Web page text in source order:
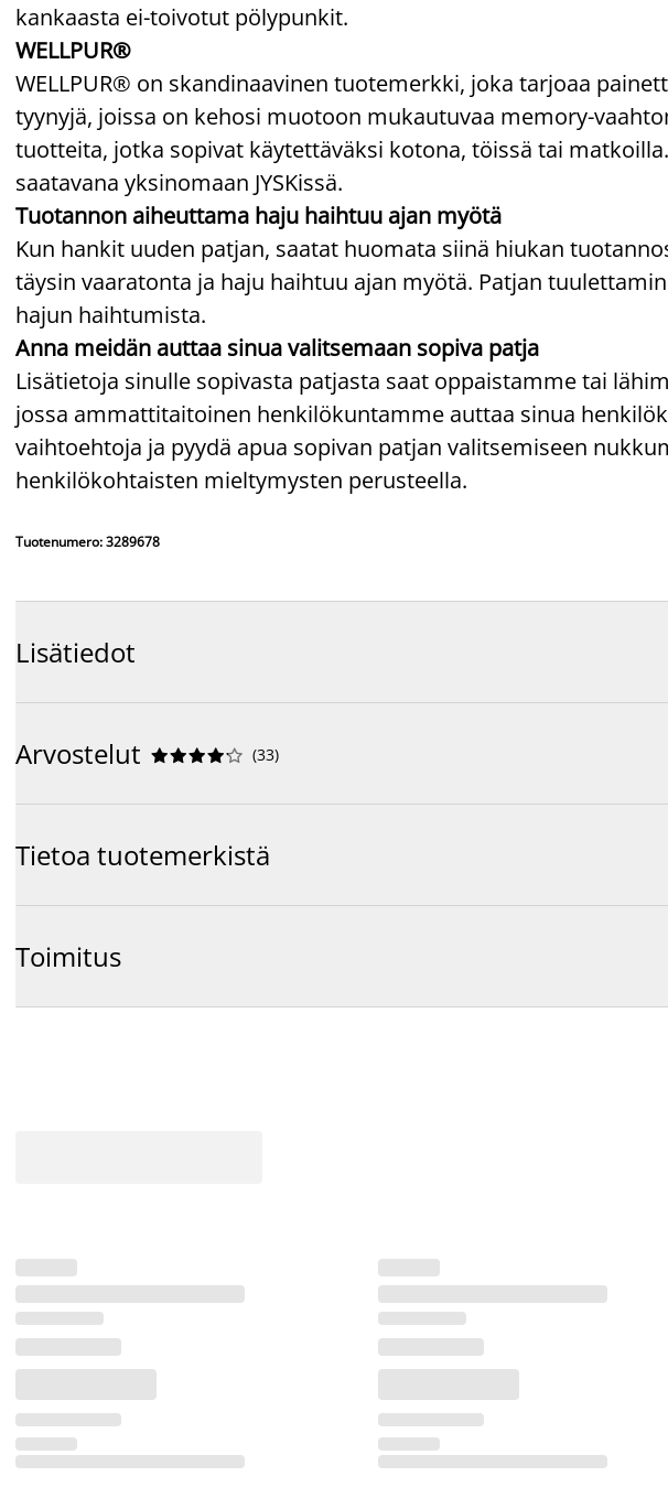
kankaasta ei-toivotut pölypunkit.
WELLPUR®
WELLPUR® on skandinaavinen tuotemerkki, joka tarjoaa
tyynyjä, joissa on kehosi muotoon mukautuvaa memory-
tuotteita, jotka sopivat käytettäväksi kotona, töissä tai
saatavana yksinomaan JYSKissä.
Tuotannon aiheuttama haju haihtuu ajan myötä
Kun hankit uuden patjan, saatat huomata siinä hiukan
täysin vaaratonta ja haju haihtuu ajan myötä. Patjan
hajun haihtumista.
Anna meidän auttaa sinua valitsemaan sopiva patja
Lisätietoja sinulle sopivasta patjasta saat oppaistamme tai
jossa ammattitaitoinen henkilökuntamme auttaa sinua
vaihtoehtoja ja pyydä apua sopivan patjan valitsemiseen
henkilökohtaisten mieltymysten perusteella.
Tuotenumero: 3289678
Lisätiedot
Arvostelut 




 (33)
Tietoa tuotemerkistä
Toimitus